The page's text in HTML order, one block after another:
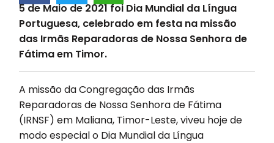
5 de Maio de 2021 foi Dia Mundial da Língua
Portuguesa, celebrado em festa na missão
das Irmãs Reparadoras de Nossa Senhora de
Fátima em Timor.
A missão da Congregação das Irmãs
Reparadoras de Nossa Senhora de Fátima
(IRNSF) em Maliana, Timor-Leste, viveu hoje de
modo especial o Dia Mundial da Língua